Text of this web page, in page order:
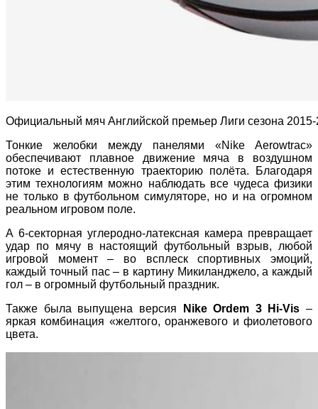
Официальный мяч Английской премьер Лиги сезона
Тонкие желобки между панелями «Nike Aerowtrac»
обеспечивают плавное движение мяча в воздушном
потоке и естественную траекторию полёта. Благодаря
этим технологиям можно наблюдать все чудеса физики
не только в футбольном симуляторе, но и на огромном
реальном игровом поле.
А 6-секторная углеродно-латексная камера превращает
удар по мячу в настоящий футбольный взрыв, любой
игровой момент – во всплеск спортивных эмоций,
каждый точный пас – в картину Микиланджело, а каждый
гол – в огромный футбольный праздник.
Также была выпущена версия Nike Ordem 3 Hi-Vis –
яркая комбинация «желтого, оранжевого и фиолетового
цвета.